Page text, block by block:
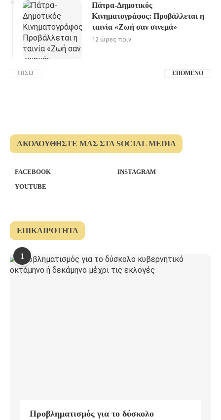
Πάτρα-Δημοτικός
Κινηματογράφος: Προβάλλεται η
ταινία «Ζωή σαν σινεμά»
12 ώρες πριν
ΠΊΣΩ ΕΠΌΜΕΝΟ
ΑΚΟΛΟΥΘΉΣΤΕ ΜΑΣ ΣΤΑ SOCIAL MEDIA
FACEBOOK
INSTAGRAM
YOUTUBE
ΕΠΙΚΑΙΡΌΤΗΤΑ
1
Προβληματισμός για το δύσκολο